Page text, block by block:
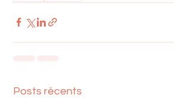
Posts récents